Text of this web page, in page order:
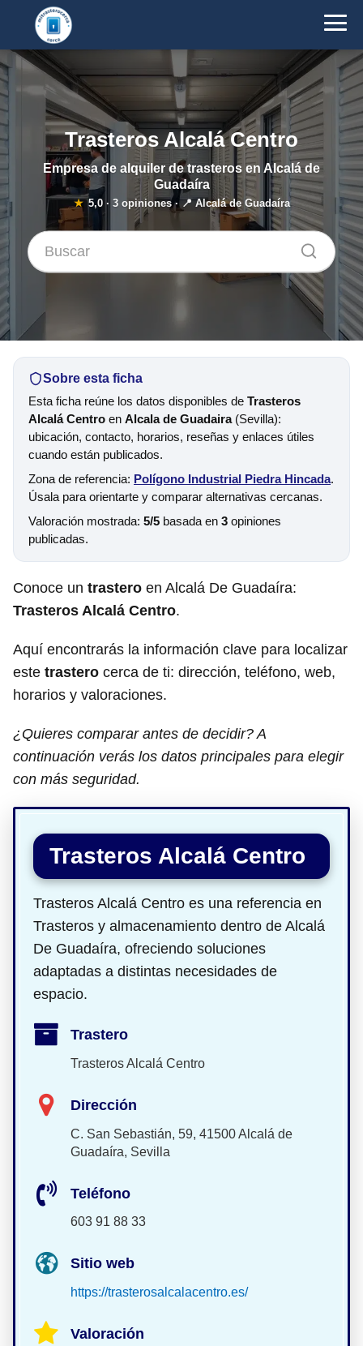
Trasteros Alcalá Centro
Empresa de alquiler de trasteros en Alcalá de
Guadaíra
★ 5,0· 3opiniones · 📍 Alcalá de Guadaíra
Sobre esta ficha
Esta ficha reúne los datos disponibles de Trasteros
Alcalá Centro en Alcala de Guadaira(Sevilla):
ubicación, contacto, horarios, reseñas y enlaces útiles
cuando están publicados.
Zona de referencia: Polígono Industrial Piedra Hincada.
Úsala para orientarte y comparar alternativas cercanas.
Valoración mostrada: 5/5 basada en 3 opiniones
publicadas.
Conoce un trastero en Alcalá De Guadaíra:
Trasteros Alcalá Centro.
Aquí encontrarás la información clave para localizar
este trastero cerca de ti: dirección, teléfono, web,
horarios y valoraciones.
¿Quieres comparar antes de decidir? A
continuación verás los datos principales para elegir
con más seguridad.
Trasteros Alcalá Centro
Trasteros Alcalá Centro es una referencia en
Trasteros y almacenamiento dentro de Alcalá
De Guadaíra, ofreciendo soluciones
adaptadas a distintas necesidades de
espacio.
Trastero
Trasteros Alcalá Centro
Dirección
C. San Sebastián, 59, 41500 Alcalá de
Guadaíra, Sevilla
Teléfono
603 91 88 33
Sitio web
https://trasterosalcalacentro.es/
Valoración